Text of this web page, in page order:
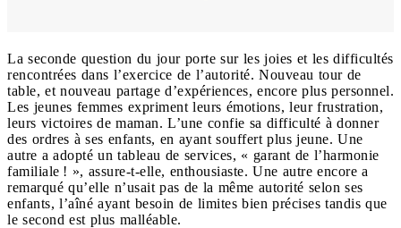
La seconde question du jour porte sur les joies et les difficultés
rencontrées dans l’exercice de l’autorité. Nouveau tour de
table, et nouveau partage d’expériences, encore plus personnel.
Les jeunes femmes expriment leurs émotions, leur frustration,
leurs victoires de maman. L’une confie sa difficulté à donner
des ordres à ses enfants, en ayant souffert plus jeune. Une
autre a adopté un tableau de services, « garant de l’harmonie
familiale ! », assure-t-elle, enthousiaste. Une autre encore a
remarqué qu’elle n’usait pas de la même autorité selon ses
enfants, l’aîné ayant besoin de limites bien précises tandis que
le second est plus malléable.